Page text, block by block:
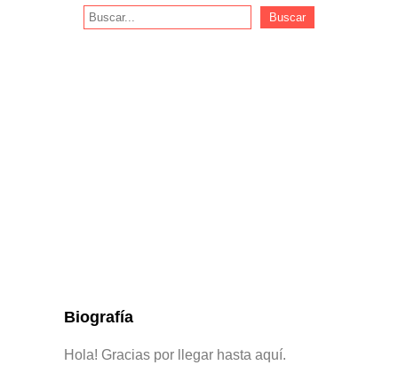
Buscar
Biografía
Hola! Gracias por llegar hasta aquí.